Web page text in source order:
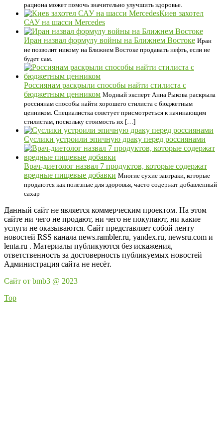
рациона может помочь значительно улучшить здоровье.
Киев захотел
САУ на шасси Mercedes
Иран назвал формулу войны на Ближнем Востоке Иран
не позволит никому на Ближнем Востоке продавать нефть, если не
будет сам.
Россиянам раскрыли способы найти стилиста с
бюджетным ценником Модный эксперт Анна Рыкова раскрыла
россиянам способы найти хорошего стилиста с бюджетным
ценником. Специалистка советует присмотреться к начинающим
стилистам, поскольку стоимость их […]
Суслики устроили эпичную драку перед россиянами
Врач-диетолог назвал 7 продуктов, которые содержат
вредные пищевые добавки Многие сухие завтраки, которые
продаются как полезные для здоровья, часто содержат добавленный
сахар
Данный сайт не является коммерческим проектом. На этом
сайте ни чего не продают, ни чего не покупают, ни какие
услуги не оказываются. Сайт представляет собой ленту
новостей RSS канала news.rambler.ru, yandex.ru, newsru.com и
lenta.ru . Материалы публикуются без искажения,
ответственность за достоверность публикуемых новостей
Администрация сайта не несёт.
Сайт от bmb3 @ 2023
Top